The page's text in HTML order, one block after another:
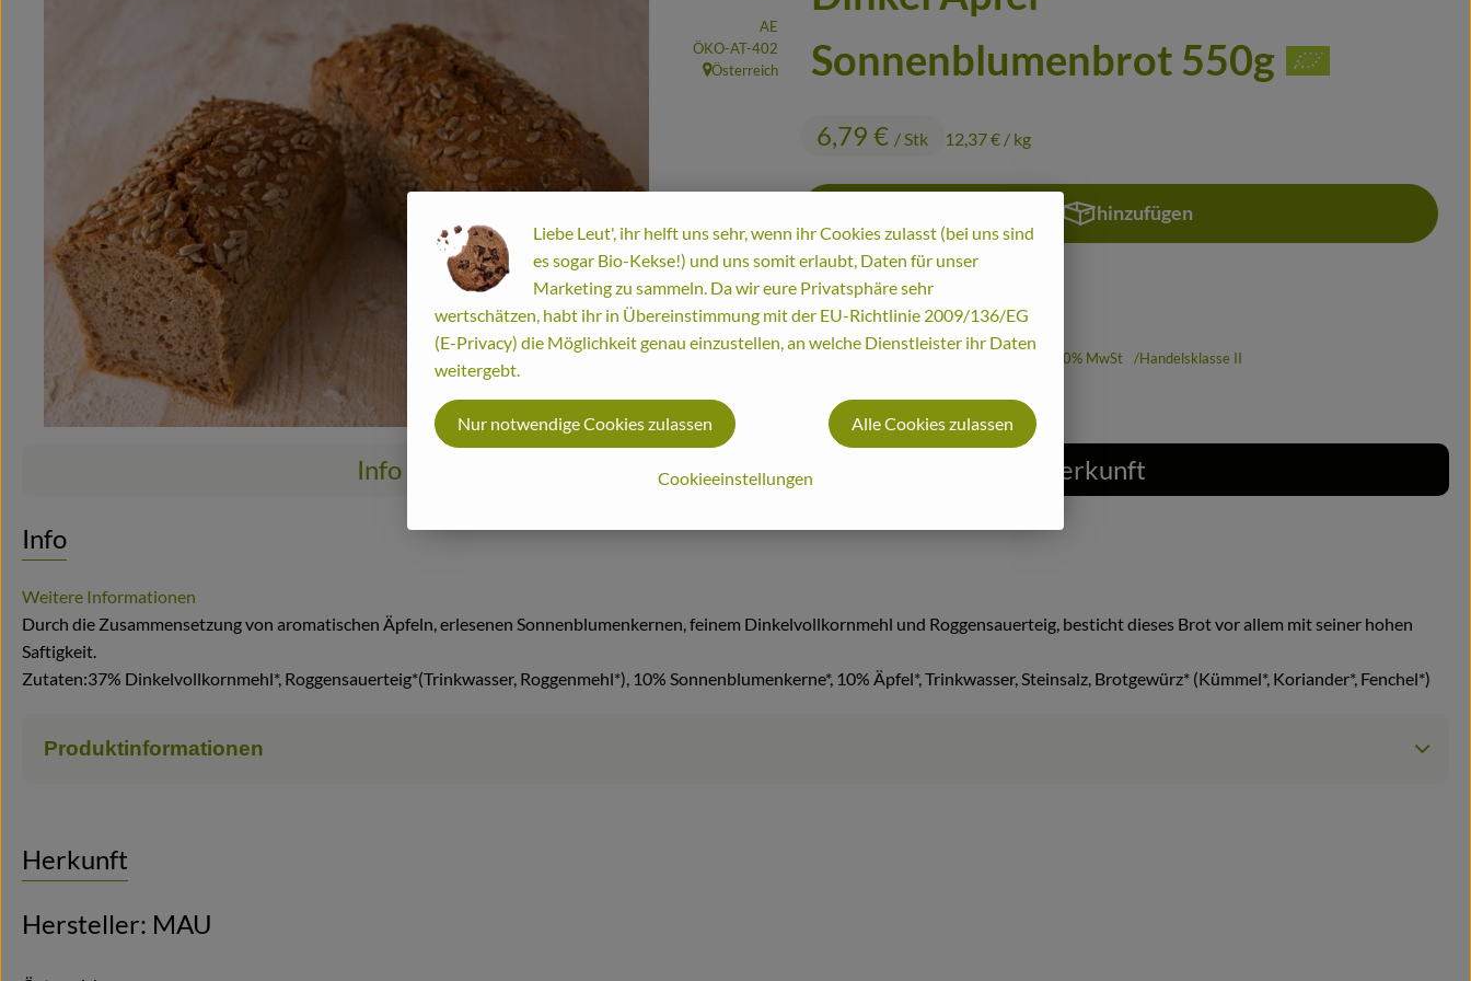
Sonnenblumenbrot 550g
6,79 € / Stk 12,37 € / kg
, Verband:
AE
, Kontrollstelle:
ÖKO-AT-402
, Herkunft:
Österreich
hinzufügen
Produkt zum Warenkorb hinzufügen
Stk
10% MwSt Handelsklasse II
Info Herkunft
Info
Weitere Informationen
Durch die Zusammensetzung von aromatischen Äpfeln, erlesenen Sonnenblumenkernen, feinem Dinkelvollkornmehl und Roggensauerteig, besticht dieses Brot vor allem mit seiner hohen
Saftigkeit.
Zutaten:37% Dinkelvollkornmehl*, Roggensauerteig*(Trinkwasser, Roggenmehl*), 10% Sonnenblumenkerne*, 10% Äpfel*, Trinkwasser, Steinsalz, Brotgewürz* (Kümmel*, Koriander*, Fenchel*)
Produktinformationen
Herkunft
Hersteller: MAU
Liebe Leut', ihr helft uns sehr, wenn ihr Cookies zulasst (bei uns sind
es sogar Bio-Kekse!) und uns somit erlaubt, Daten für unser
Marketing zu sammeln. Da wir eure Privatsphäre sehr
wertschätzen, habt ihr in Übereinstimmung mit der EU-Richtlinie 2009/136/EG
(E-Privacy) die Möglichkeit genau einzustellen, an welche Dienstleister ihr Daten
weitergebt.
Cookieeinstellungen
Nur notwendige Cookies zulassen Alle Cookies zulassen